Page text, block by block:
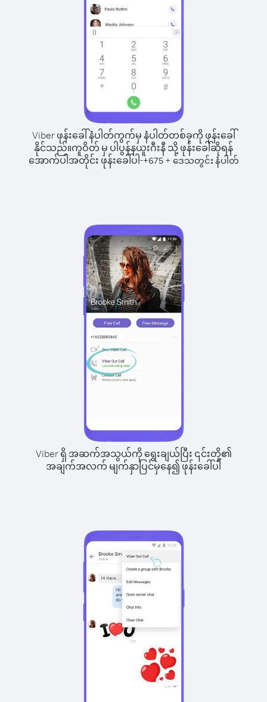
Viber ဖုန်းခေါ်နံပါတ်ကွက်မှ နံပါတ်တစ်ခုကို ဖုန်းခေါ်
နိုင်သည်။ကူဝိတ် မှ ပါပွန်နယူးဂီးနီ သို့ ဖုန်းခေါ်ဆိုရန်
အောက်ပါအတိုင်း ဖုန်းခေါ်ပါ-+675+ ဒေသတွင်း နံပါတ်
Viber ရှိ အဆက်အသွယ်ကို ရွေးချယ်ပြီး ၎င်းတို့၏
အချက်အလက် မျက်နှာပြင်မှနေ၍ ဖုန်းခေါ်ပါ